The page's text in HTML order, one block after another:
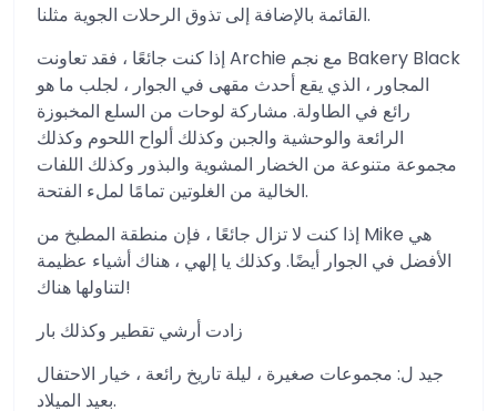
القائمة بالإضافة إلى تذوق الرحلات الجوية مثلنا.
إذا كنت جائعًا ، فقد تعاونت Archie مع نجم Bakery Black
المجاور ، الذي يقع أحدث مقهى في الجوار ، لجلب ما هو
رائع في الطاولة. مشاركة لوحات من السلع المخبوزة
الرائعة والوحشية والجبن وكذلك ألواح اللحوم وكذلك
مجموعة متنوعة من الخضار المشوية والبذور وكذلك اللفات
الخالية من الغلوتين تمامًا لملء الفتحة.
إذا كنت لا تزال جائعًا ، فإن منطقة المطبخ من Mike هي
الأفضل في الجوار أيضًا. وكذلك يا إلهي ، هناك أشياء عظيمة
لتناولها هناك!
زادت أرشي تقطير وكذلك بار
جيد ل: مجموعات صغيرة ، ليلة تاريخ رائعة ، خيار الاحتفال
بعيد الميلاد.